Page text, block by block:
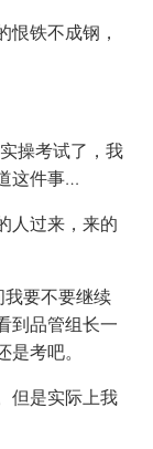
恨铁不成钢，
操考试了，我
这件事…
人过来，来的
要不要继续
到品管组长一
考吧。
但是实际上我